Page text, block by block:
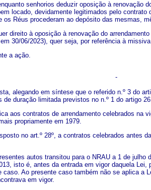
senhorios deduzir oposição à renovação
locado, devidamente legitimados pelo
os Réus procederam ao depósito das mesmas,
direito à oposição à renovação do
30/06/2023), quer seja, por referência à
a ação.
-
alegando em síntese que o referido n.º 3 do
de duração limitada previstos no n.º 1 do artigo
aos contratos de arrendamento celebrados
propriamente em 1979.
no art.º 28º, a contratos celebrados antes
autos transitou para o NRAU a 1 de julho
isto é, antes da entrada em vigor daquela
Ao presente caso também não se aplica a
em vigor.